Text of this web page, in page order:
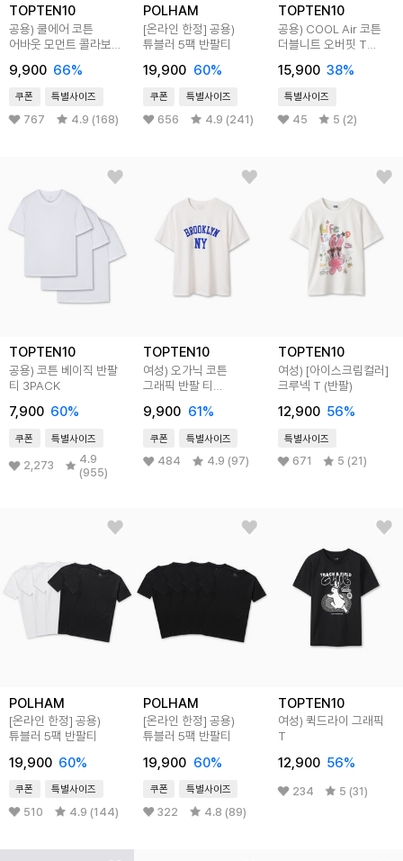
TOPTEN10
공용) 쿨에어 코튼
어바웃 모먼트 콜라보
광복 80th)
9,900 66%
쿠폰 특별사이즈
767 4.9 (168)
POLHAM
[온라인 한정] 공용)
튜블러 5팩 반팔티
19,900 60%
쿠폰 특별사이즈
656 4.9 (241)
TOPTEN10
공용) COOL Air 코튼
더블니트 오버핏 T
15,900 38%
특별사이즈
45 5 (2)
TOPTEN10
공용) 코튼 베이직 반팔
티 3PACK
7,900 60%
쿠폰 특별사이즈
2,273
4.9
(955)
TOPTEN10
여성) 오가닉 코튼
그래픽 반팔 티
9,900 61 %
쿠폰 특별사이즈
484 4.9 (97)
TOPTEN10
여성) [아이스크림컬러]
크루넥 T (반팔)
12,900 56%
특별사이즈
671 5 (21)
POLHAM
[온라인 한정] 공용)
튜블러 5팩 반팔티
19,900 60%
쿠폰 특별사이즈
510 4.9 (144)
POLHAM
[온라인 한정] 공용)
튜블러 5팩 반팔티
19,900 60%
쿠폰 특별사이즈
322 4.8 (89)
TOPTEN10
여성) 퀵드라이 그래픽
T
12,900 56%
234 5 (31)